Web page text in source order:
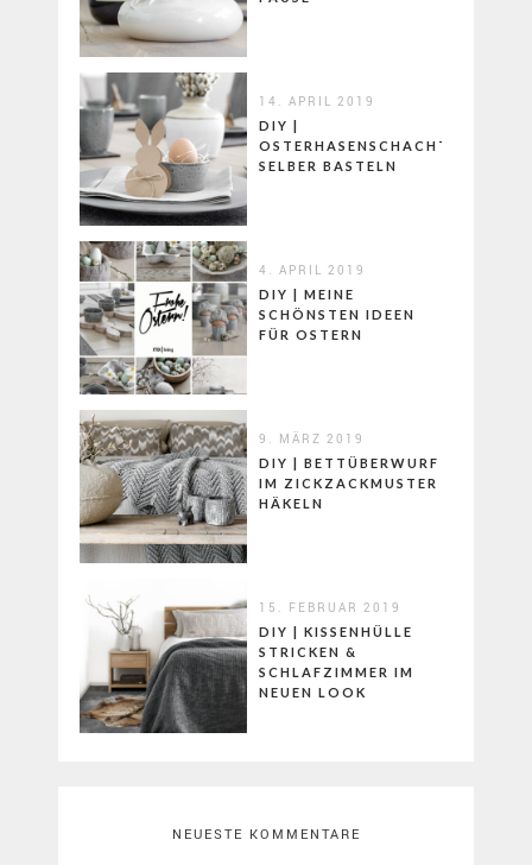
14. APRIL 2019
DIY |
OSTERHASENSCHACHTELN
SELBER BASTELN
4. APRIL 2019
DIY | MEINE
SCHÖNSTEN IDEEN
FÜR OSTERN
9. MÄRZ 2019
DIY | BETTÜBERWURF
IM ZICKZACKMUSTER
HÄKELN
15. FEBRUAR 2019
DIY | KISSENHÜLLE
STRICKEN &
SCHLAFZIMMER IM
NEUEN LOOK
NEUESTE KOMMENTARE